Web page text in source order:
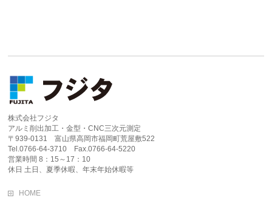
株式会社フジタ
アルミ削出加工・金型・CNC三次元測定
〒939-0131 富山県高岡市福岡町荒屋敷522
Tel.0766-64-3710 Fax.0766-64-5220
営業時間 8：15～17：10
休日 土日、夏季休暇、年末年始休暇等
HOME